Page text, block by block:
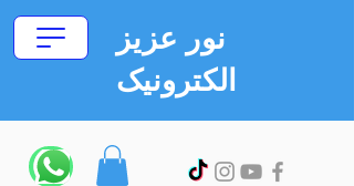
نور عزیز
الکترونیک